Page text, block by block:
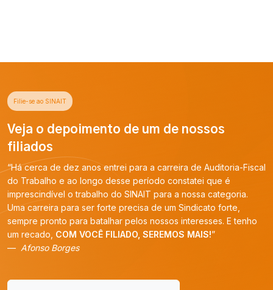
Filie-se ao SINAIT
Veja o depoimento de um de nossos
filiados
“Há cerca de dez anos entrei para a carreira de Auditoria-Fiscal
do Trabalho e ao longo desse período constatei que é
imprescindível o trabalho do SINAIT para a nossa categoria.
Uma carreira para ser forte precisa de um Sindicato forte,
sempre pronto para batalhar pelos nossos interesses. E tenho
um recado, COM VOCÊ FILIADO, SEREMOS MAIS!”
Afonso Borges